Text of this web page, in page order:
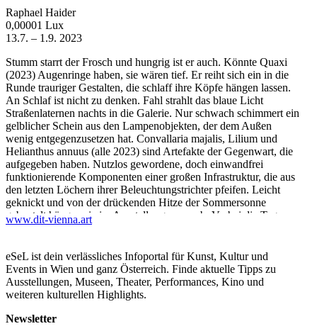
Raphael Haider
0,00001 Lux
13.7. – 1.9. 2023
Stumm starrt der Frosch und hungrig ist er auch. Könnte Quaxi
(2023) Augenringe haben, sie wären tief. Er reiht sich ein in die
Runde trauriger Gestalten, die schlaff ihre Köpfe hängen lassen.
An Schlaf ist nicht zu denken. Fahl strahlt das blaue Licht
Straßenlaternen nachts in die Galerie. Nur schwach schimmert ein
gelblicher Schein aus den Lampenobjekten, der dem Außen
wenig entgegenzusetzen hat. Convallaria majalis, Lilium und
Helianthus annuus (alle 2023) sind Artefakte der Gegenwart, die
aufgegeben haben. Nutzlos gewordene, doch einwandfrei
funktionierende Komponenten einer großen Infrastruktur, die aus
den letzten Löchern ihrer Beleuchtungstrichter pfeifen. Leicht
geknickt und von der drückenden Hitze der Sommersonne
gebeutelt hängen sie im Ausstellungsraum ab. Vorbei die Tage, an
denen sie wacker und aufrecht Stunde um Stunde als stumme
Hause wiesen und Tausenden von Motten gleich jenen ins
Paradies.
Als melodiöse Liebeshelden wie Gene Kelly sich in You Are My
Lucky Star (1952) von ihnen Halt geben ließen und singend in
die nächste Sommerromanze schwangen. Als sie die
Transitstraßen von Schlafstädten zu Industriehochburgen
www.dit-vienna.art
eSeL ist dein verlässliches Infoportal für Kunst, Kultur und
Events in Wien und ganz Österreich. Finde aktuelle Tipps zu
Ausstellungen, Museen, Theater, Performances, Kino und
weiteren kulturellen Highlights.
Newsletter